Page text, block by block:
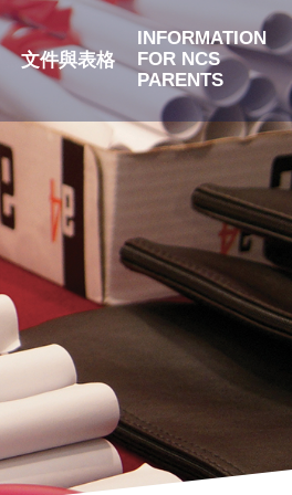
文件與表格
INFORMATION
FOR NCS
PARENTS